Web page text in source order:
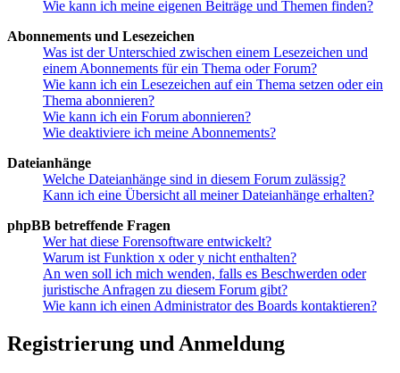
Wie kann ich meine eigenen Beiträge und Themen finden?
Abonnements und Lesezeichen
Was ist der Unterschied zwischen einem Lesezeichen und
einem Abonnements für ein Thema oder Forum?
Wie kann ich ein Lesezeichen auf ein Thema setzen oder ein
Thema abonnieren?
Wie kann ich ein Forum abonnieren?
Wie deaktiviere ich meine Abonnements?
Dateianhänge
Welche Dateianhänge sind in diesem Forum zulässig?
Kann ich eine Übersicht all meiner Dateianhänge erhalten?
phpBB betreffende Fragen
Wer hat diese Forensoftware entwickelt?
Warum ist Funktion x oder y nicht enthalten?
An wen soll ich mich wenden, falls es Beschwerden oder
juristische Anfragen zu diesem Forum gibt?
Wie kann ich einen Administrator des Boards kontaktieren?
Registrierung und Anmeldung